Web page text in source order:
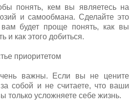
понять, кем вы являетесь на
и самообмана. Сделайте это
будет проще понять, как вы
и как этого добиться.
приоритетом
важны. Если вы не цените
собой и не считаете, что ваши
только усложняете себе жизнь.